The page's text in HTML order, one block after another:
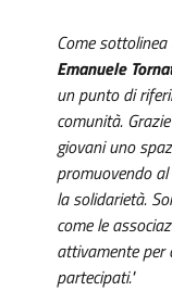
Come
Emanuele
un punto di
comunità.
giovani uno
promuovendo
la solidarietà.
come le
attivamente per
partecipati."